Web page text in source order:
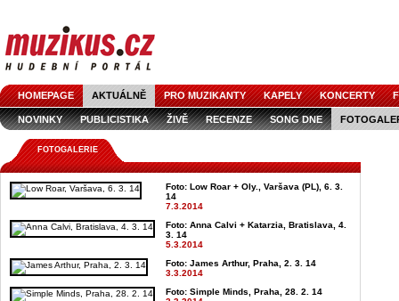
HOMEPAGE AKTUÁLNĚ PRO MUZIKANTY KAPELY KONCERTY
NOVINKY PUBLICISTIKA ŽIVĚ RECENZE SONG DNE
FOTOGALERIE
Foto: Low Roar + Oly., Varšava (PL), 6. 3.
14
7.3.2014
Foto: Anna Calvi + Katarzia, Bratislava, 4.
3. 14
5.3.2014
Foto: James Arthur, Praha, 2. 3. 14
3.3.2014
Foto: Simple Minds, Praha, 28. 2. 14